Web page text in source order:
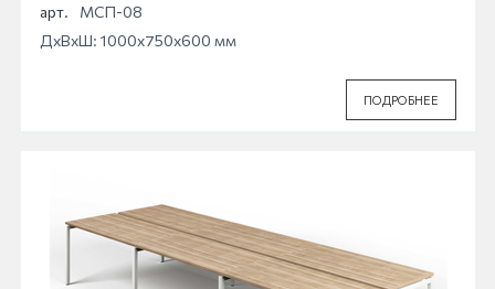
арт.
МСП-08
ДхВхШ: 1000x750x600 мм
ПОДРОБНЕЕ